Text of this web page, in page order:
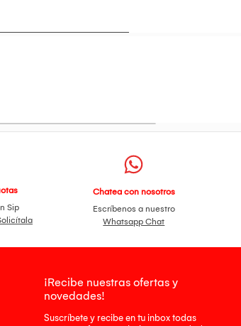
Sip
Chatea con nosotros
Escríbenos a nuestro
Whatsapp Chat
¡Recibe nuestras ofertas y
novedades!
Suscríbete y recibe en tu inbox todas